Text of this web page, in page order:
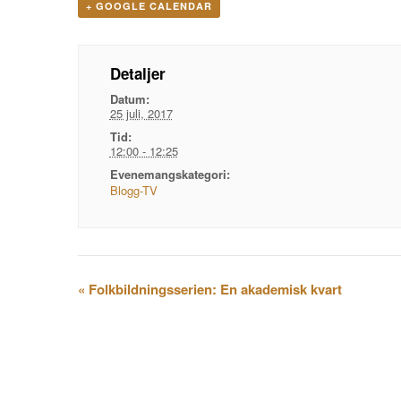
+ GOOGLE CALENDAR
Detaljer
Datum:
25 juli, 2017
Tid:
12:00 - 12:25
Evenemangskategori:
Blogg-TV
Evenemangsnavigation
« Folkbildningsserien: En akademisk kvart